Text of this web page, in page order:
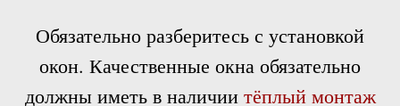
Обязательно разберитесь с установкой
окон. Качественные окна обязательно
должны иметь в наличии тёплый монтаж